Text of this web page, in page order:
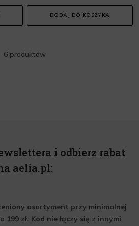
DODAJ DO KOSZYKA
6 produktów
i odbierz rabat
aelia.pl:
asortyment przy minimalnej
zł. Kod nie łączy się z innymi